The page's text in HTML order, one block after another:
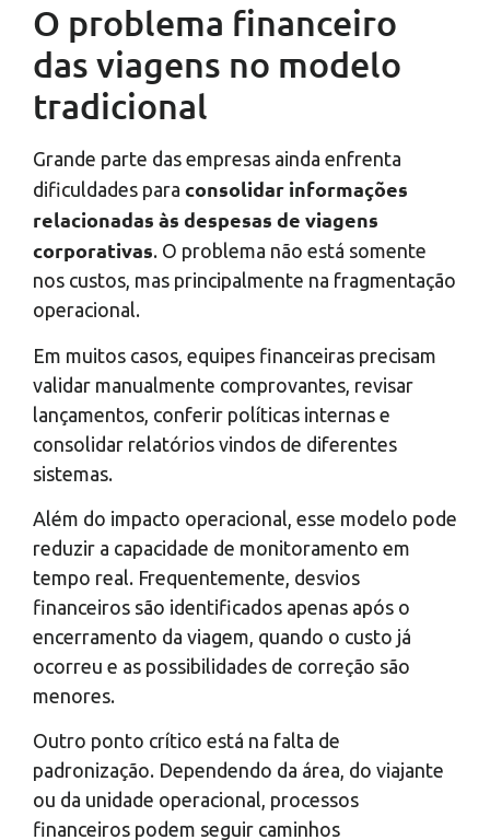
O problema financeiro
das viagens no modelo
tradicional
Grande parte das empresas ainda enfrenta
dificuldades para consolidar informações
relacionadas às despesas de viagens
corporativas. O problema não está somente
nos custos, mas principalmente na fragmentação
operacional.
Em muitos casos, equipes financeiras precisam
validar manualmente comprovantes, revisar
lançamentos, conferir políticas internas e
consolidar relatórios vindos de diferentes
sistemas.
Além do impacto operacional, esse modelo pode
reduzir a capacidade de monitoramento em
tempo real. Frequentemente, desvios
financeiros são identificados apenas após o
encerramento da viagem, quando o custo já
ocorreu e as possibilidades de correção são
menores.
Outro ponto crítico está na falta de
padronização. Dependendo da área, do viajante
ou da unidade operacional, processos
financeiros podem seguir caminhos